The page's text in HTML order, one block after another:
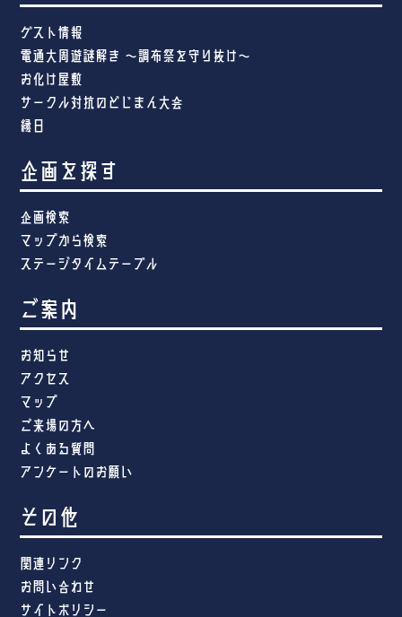
ゲスト情報
電通大周遊謎解き ～調布祭を守り抜け～
お化け屋敷
サークル対抗のどじまん大会
縁日
企画を探す
企画検索
マップから検索
ステージタイムテーブル
ご案内
お知らせ
アクセス
マップ
ご来場の方へ
よくある質問
アンケートのお願い
その他
関連リンク
お問い合わせ
サイトポリシー